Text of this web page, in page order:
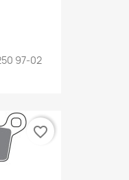
97-02
favorite_border